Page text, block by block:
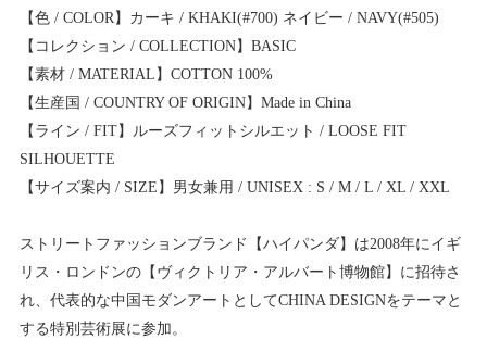
【色 / COLOR】カーキ / KHAKI(#700) ネイビー / NAVY(#505)
【コレクション / COLLECTION】BASIC
【素材 / MATERIAL】COTTON 100%
【生産国 / COUNTRY OF ORIGIN】Made in China
【ライン / FIT】ルーズフィットシルエット / LOOSE FIT
SILHOUETTE
【サイズ案内 / SIZE】男女兼用 / UNISEX : S / M / L / XL / XXL
ストリートファッションブランド【ハイパンダ】は2008年にイギ
リス・ロンドンの【ヴィクトリア・アルバート博物館】に招待さ
れ、代表的な中国モダンアートとしてCHINA DESIGNをテーマと
する特別芸術展に参加。